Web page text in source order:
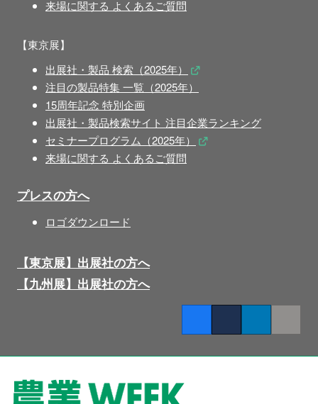
来場に関する よくあるご質問
【東京展】
出展社・製品 検索（2025年）
注目の製品特集 一覧（2025年）
15周年記念 特別企画
出展社・製品検索サイト 注目企業ランキング
セミナープログラム（2025年）
来場に関する よくあるご質問
プレスの方へ
ロゴダウンロード
【東京展】出展社の方へ
【九州展】出展社の方へ